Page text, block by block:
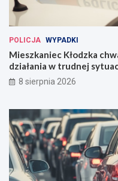
POLICJA WYPADKI
Mieszkaniec Kłodzka
działania w trudnej
8 sierpnia 2026